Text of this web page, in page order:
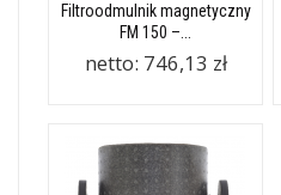
Filtroodmulnik magnetyczny
FM 150 –...
netto: 746,13 zł